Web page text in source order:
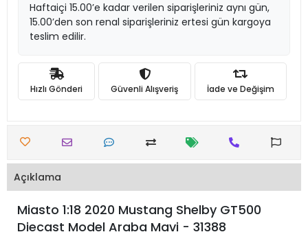
Haftaiçi 15.00’e kadar verilen siparişleriniz aynı gün,
15.00’den son renal siparişleriniz ertesi gün kargoya
teslim edilir.
Hızlı Gönderi Güvenli Alışveriş İade ve Değişim
Açıklama
Miasto 1:18 2020 Mustang Shelby GT500
Diecast Model Araba Mavi - 31388